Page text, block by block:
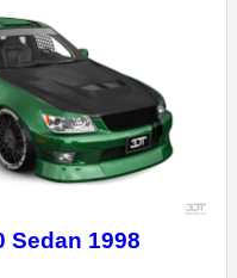
Sedan 1998